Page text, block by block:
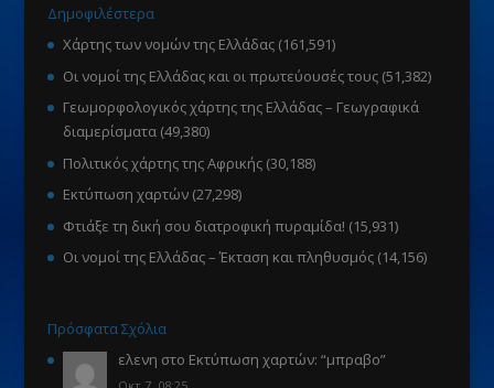
Δημοφιλέστερα
Χάρτης των νομών της Ελλάδας (161,591)
Οι νομοί της Ελλάδας και οι πρωτεύουσές τους (51,382)
Γεωμορφολογικός χάρτης της Ελλάδας – Γεωγραφικά
διαμερίσματα (49,380)
Πολιτικός χάρτης της Αφρικής (30,188)
Εκτύπωση χαρτών (27,298)
Φτιάξε τη δική σου διατροφική πυραμίδα! (15,931)
Οι νομοί της Ελλάδας – Έκταση και πληθυσμός (14,156)
Πρόσφατα Σχόλια
ελενη στο Εκτύπωση χαρτών: “μπραβο”